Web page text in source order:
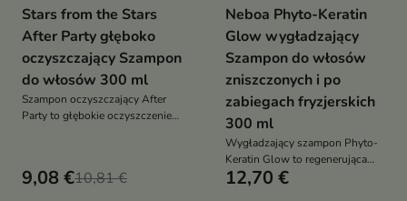
Stars from the Stars
After Party głęboko
oczyszczający Szampon
do włosów 300 ml
Szampon oczyszczający After
Party to głębokie oczyszczenie
9,08 €10,81 €
Neboa Phyto-Keratin
Glow wygładzający
Szampon do włosów
zniszczonych i po
zabiegach fryzjerskich
300 ml
Wygładzający szampon Phyto-
Keratin Glow to regenerująca
pielęgnacja, która delikatnie
12,70 €